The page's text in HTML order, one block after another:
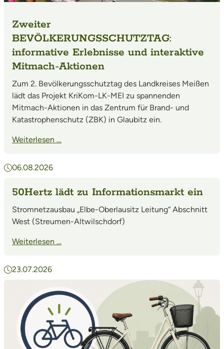
Zweiter
BEVÖLKERUNGSSCHUTZTAG:
informative Erlebnisse und interaktive
Mitmach-Aktionen
Zum 2. Bevölkerungsschutztag des Landkreises Meißen
lädt das Projekt KriKom-LK-MEI zu spannenden
Mitmach-Aktionen in das Zentrum für Brand- und
Katastrophenschutz (ZBK) in Glaubitz ein.
Weiterlesen …
06.08.2026
50Hertz lädt zu Informationsmarkt ein
Stromnetzausbau „Elbe-Oberlausitz Leitung“ Abschnitt
West (Streumen-Altwilschdorf)
Weiterlesen …
23.07.2026